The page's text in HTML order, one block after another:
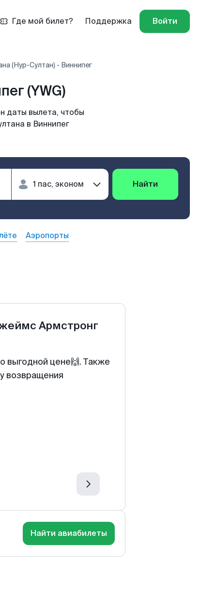
Где мой билет? Поддержка Войти
(Нур-Султан) - Виннипег
(YWG)
даты вылета, чтобы
в Виннипег
Найти
Аэропорты
Армстронг
выгодной цене🙌. Также
возвращения
Найти авиабилеты